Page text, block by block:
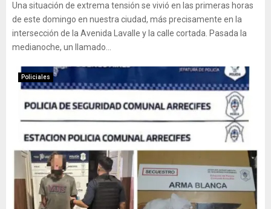
Una situación de extrema tensión se vivió en las primeras horas
de este domingo en nuestra ciudad, más precisamente en la
intersección de la Avenida Lavalle y la calle cortada. Pasada la
medianoche, un llamado...
Policiales